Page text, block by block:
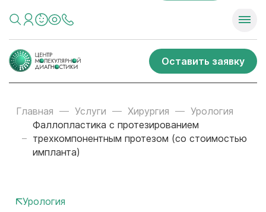
Оставить заявку
Главная Услуги Хирургия
Урология
Фаллопластика с протезированием
трехкомпонентным протезом (со стоимостью
импланта)
Урология